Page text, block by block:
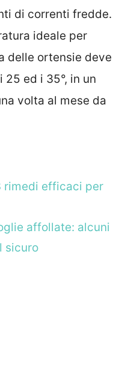
di correnti fredde.
ideale per
delle ortensie deve
ed i 35°, in un
volta al mese da
rimedi efficaci per
affollate: alcuni
sicuro